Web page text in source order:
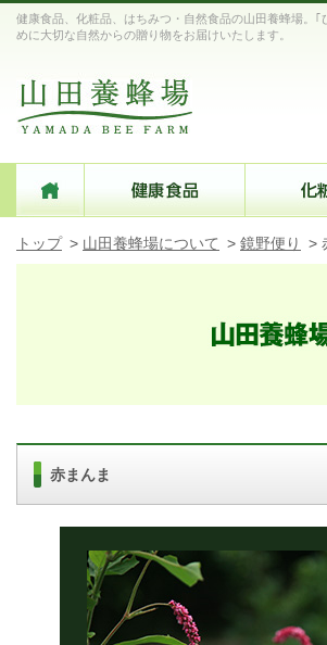
健康食品、化粧品、はちみつ・自然食品の山田養蜂場。｢
めに大切な自然からの贈り物をお届けいたします。
トップ > 山田養蜂場について > 鏡野便り >
赤まんま